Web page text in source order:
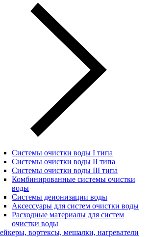
Системы очистки воды I типа
Системы очистки воды II типа
Системы очистки воды III типа
Комбинированные системы очистки
воды
Системы деионизации воды
Аксессуары для систем очистки воды
Расходные материалы для систем
очистки воды
вортексы, мешалки, нагреватели